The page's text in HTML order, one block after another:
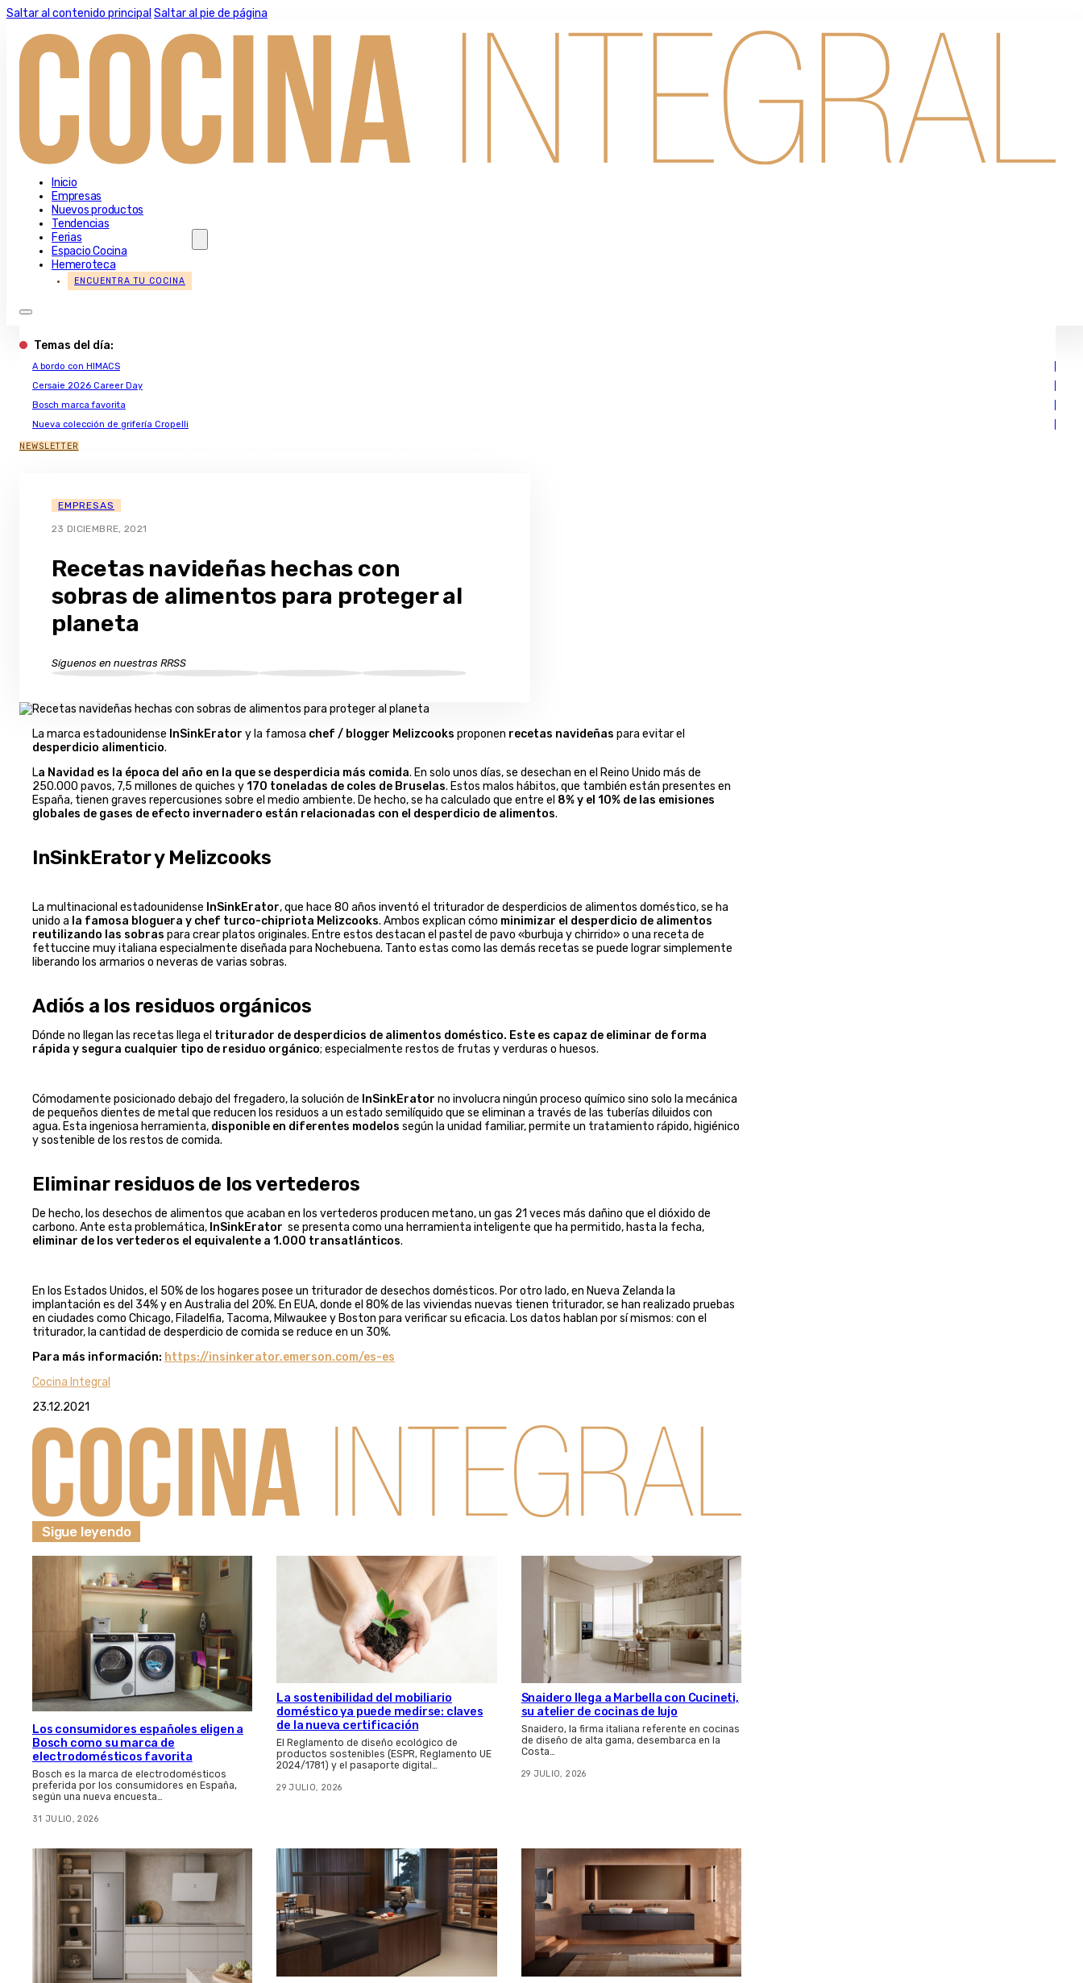
Saltar al contenido principal Saltar al pie de página
Inicio
Empresas
Nuevos productos
Tendencias
Ferias
Espacio Cocina
Hemeroteca
ENCUENTRA TU COCINA
Temas del día:
A bordo con HIMACS
Cersaie 2026 Career Day
Bosch marca favorita
Nueva colección de grifería Cropelli
NEWSLETTER
EMPRESAS
23 DICIEMBRE, 2021
Recetas navideñas hechas con
sobras de alimentos para proteger al
planeta
Síguenos en nuestras RRSS
La marca estadounidense InSinkErator y la famosa chef / blogger Melizcooks proponen recetas navideñas para evitar el
desperdicio alimenticio.
La Navidad es la época del año en la que se desperdicia más comida. En solo unos días, se desechan en el Reino Unido más de
250.000 pavos, 7,5 millones de quiches y170 toneladas de coles de Bruselas. Estos malos hábitos, que también están presentes en
España, tienen graves repercusiones sobre el medio ambiente. De hecho, se ha calculado que entre el 8% y el 10% de las emisiones
globales de gases de efecto invernadero están relacionadas con el desperdicio de alimentos.
InSinkErator y Melizcooks
La multinacional estadounidense InSinkErator, que hace 80 años inventó el triturador de desperdicios de alimentos doméstico, se ha
unido a la famosa bloguera y chef turco-chipriota Melizcooks. Ambos explican cómo minimizar el desperdicio de alimentos
reutilizando las sobras para crear platos originales. Entre estos destacan el pastel de pavo «burbuja y chirrido» o una receta de
fettuccine muy italiana especialmente diseñada para Nochebuena. Tanto estas como las demás recetas se puede lograr simplemente
liberando los armarios o neveras de varias sobras.
Adiós a los residuos orgánicos
Dónde no llegan las recetas llega el triturador de desperdicios de alimentos doméstico. Este es capaz de eliminar de forma
rápida y segura cualquier tipo de residuo orgánico; especialmente restos de frutas y verduras o huesos.
Cómodamente posicionado debajo del fregadero, la solución de InSinkErator no involucra ningún proceso químico sino solo la mecánica
de pequeños dientes de metal que reducen los residuos a un estado semilíquido que se eliminan a través de las tuberías diluidos con
agua. Esta ingeniosa herramienta, disponible en diferentes modelos según la unidad familiar, permite un tratamiento rápido, higiénico
y sostenible de los restos de comida.
Eliminar residuos de los vertederos
De hecho, los desechos de alimentos que acaban en los vertederos producen metano, un gas 21 veces más dañino que el dióxido de
carbono. Ante esta problemática, InSinkErator se presenta como una herramienta inteligente que ha permitido, hasta la fecha,
eliminar de los vertederos el equivalente a 1.000 transatlánticos.
En los Estados Unidos, el 50% de los hogares posee un triturador de desechos domésticos. Por otro lado, en Nueva Zelanda la
implantación es del 34% y en Australia del 20%. En EUA, donde el 80% de las viviendas nuevas tienen triturador, se han realizado pruebas
en ciudades como Chicago, Filadelfia, Tacoma, Milwaukee y Boston para verificar su eficacia. Los datos hablan por sí mismos: con el
triturador, la cantidad de desperdicio de comida se reduce en un 30%.
Para más información: https://insinkerator.emerson.com/es-es
Cocina Integral
23.12.2021
Sigue leyendo
Los consumidores españoles eligen a
Bosch como su marca de
electrodomésticos favorita
Bosch es la marca de electrodomésticos
preferida por los consumidores en España,
según una nueva encuesta…
31 JULIO, 2026
La sostenibilidad del mobiliario
doméstico ya puede medirse: claves
de la nueva certificación
El Reglamento de diseño ecológico de
productos sostenibles (ESPR, Reglamento UE
2024/1781) y el pasaporte digital…
29 JULIO, 2026
Snaidero llega a Marbella con Cucineti,
su atelier de cocinas de lujo
Snaidero, la firma italiana referente en cocinas
de diseño de alta gama, desembarca en la
Costa…
29 JULIO, 2026